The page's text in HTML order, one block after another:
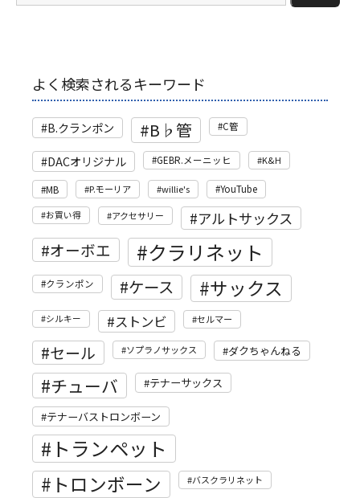
よく検索されるキーワード
B.クランポン B♭管 C管
DACオリジナル GEBR.メーニッヒ K&H
MB P.モーリア willie's YouTube
お買い得 アクセサリー アルトサックス
オーボエ クラリネット
クランポン ケース サックス
シルキー ストンビ セルマー
セール ソプラノサックス ダクちゃんねる
チューバ テナーサックス
テナーバストロンボーン
トランペット
トロンボーン バスクラリネット